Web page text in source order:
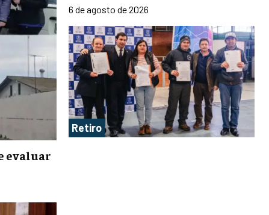
evaluar
6 de agosto de 2026
Retiro